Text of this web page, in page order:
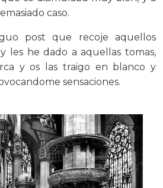
caso.
post que recoje aquellos
les he dado a aquellas tomas,
y os las traigo en blanco y
sensaciones.